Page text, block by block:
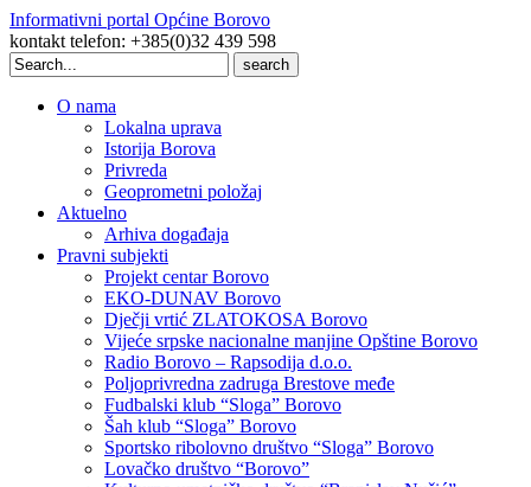
Informativni portal Općine Borovo
kontakt telefon: +385(0)32 439 598
Search
for:
O nama
Lokalna uprava
Istorija Borova
Privreda
Geoprometni položaj
Aktuelno
Arhiva događaja
Pravni subjekti
Projekt centar Borovo
EKO-DUNAV Borovo
Dječji vrtić ZLATOKOSA Borovo
Vijeće srpske nacionalne manjine Opštine Borovo
Radio Borovo – Rapsodija d.o.o.
Poljoprivredna zadruga Brestove međe
Fudbalski klub “Sloga” Borovo
Šah klub “Sloga” Borovo
Sportsko ribolovno društvo “Sloga” Borovo
Lovačko društvo “Borovo”